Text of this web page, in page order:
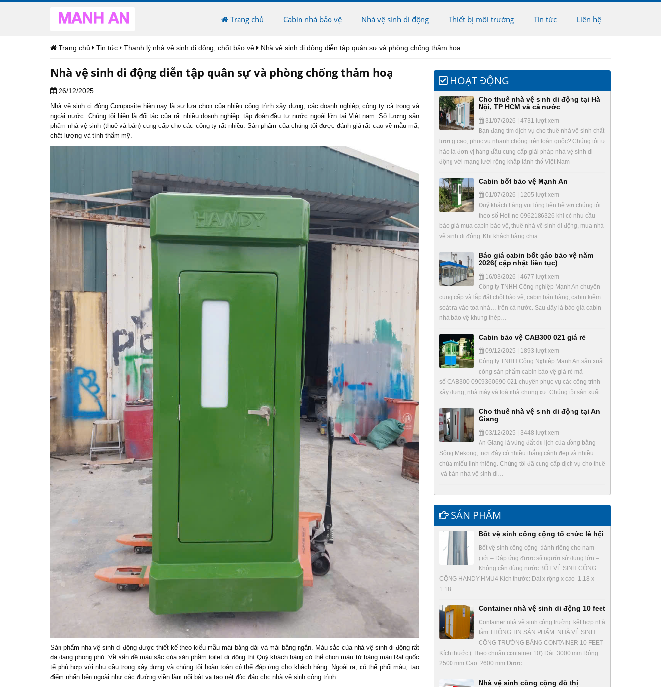
Trang chủ Cabin nhà bảo vệ Nhà vệ sinh di động Thiết bị môi trường Tin tức Liên hệ
Trang chủ Tin tức Thanh lý nhà vệ sinh di động, chốt bảo vệ Nhà vệ sinh di động diễn tập quân sự và phòng chống thảm hoạ
Nhà vệ sinh di động diễn tập quân sự và phòng chống thảm hoạ
26/12/2025
Nhà vệ sinh di động Composite hiện nay là sự lựa chọn của nhiều công trình xây dựng, các doanh nghiệp, công ty cả trong và
ngoài nước. Chúng tôi hiện là đối tác của rất nhiều doanh nghiệp, tập đoàn đầu tư nước ngoài lớn tại Việt nam. Số lượng sản
phẩm nhà vệ sinh (thuê và bán) cung cấp cho các công ty rất nhiều. Sản phẩm của chúng tôi được đánh giá rất cao về mẫu mã,
chất lượng và tính thẩm mỹ.
Sản phẩm nhà vệ sinh di động được thiết kế theo kiểu mẫu mái bằng dài và mái bằng ngắn. Màu sắc của nhà vệ sinh di động rất
đa dạng phong phú. Về vấn đề màu sắc của sản phầm toilet di động thì Quý khách hàng có thể chọn màu từ bảng màu Ral quốc
tế phù hợp với nhu cầu trong xây dựng và chúng tôi hoàn toàn có thể đáp ứng cho khách hàng. Ngoài ra, có thể phối màu, tạo
điểm nhấn bên ngoài như các đường viền làm nổi bật và tạo nét độc đáo cho nhà vệ sinh công trình.
HOẠT ĐỘNG
Cho thuê nhà vệ sinh di động tại Hà
Nội, TP HCM và cả nước
31/07/2026 | 4731 lượt xem
Bạn đang tìm dịch vụ cho thuê nhà vệ sinh chất
lượng cao, phục vụ nhanh chóng trên toàn quốc? Chúng tôi tự
hào là đơn vị hàng đầu cung cấp giải pháp nhà vệ sinh di
động với mạng lưới rộng khắp lãnh thổ Việt Nam
Cabin bốt bảo vệ Mạnh An
01/07/2026 | 1205 lượt xem
Quý khách hàng vui lòng liên hệ với chúng tôi
theo số Hotline 0962186326 khi có nhu cầu
báo giá mua cabin bảo vệ, thuê nhà vệ sinh di động, mua nhà
vệ sinh di động. Khi khách hàng chia…
Báo giá cabin bốt gác bảo vệ năm
2026( cập nhật liên tục)
16/03/2026 | 4677 lượt xem
Công ty TNHH Công nghiệp Mạnh An chuyên
cung cấp và lắp đặt chốt bảo vệ, cabin bán hàng, cabin kiểm
soát ra vào toà nhà… trên cả nước. Sau đây là báo giá cabin
nhà bảo vệ khung thép…
Cabin bảo vệ CAB300 021 giá rẻ
09/12/2025 | 1893 lượt xem
Công ty TNHH Công Nghiệp Mạnh An sản xuất
dòng sản phẩm cabin bảo vệ giá rẻ mã
số CAB300 0909360690 021 chuyên phục vụ các công trình
xây dựng, nhà máy và toà nhà chung cư. Chúng tôi sản xuất…
Cho thuê nhà vệ sinh di động tại An
Giang
03/12/2025 | 3448 lượt xem
An Giang là vùng đất du lịch của đồng bằng
Sông Mekong, nơi đây có nhiều thắng cảnh đẹp và nhiều
chùa miếu linh thiêng. Chúng tôi đã cung cấp dịch vụ cho thuê
và bán nhà vệ sinh di…
SẢN PHẨM
Bốt vệ sinh công cộng tổ chức lễ hội
Bốt vệ sinh công cộng dành riêng cho nam
giới – Đáp ứng được số người sử dụng lớn –
Không cần dùng nước BỐT VỆ SINH CÔNG
CỘNG HANDY HMU4 Kích thước: Dài x rộng x cao 1.18 x
1.18…
Container nhà vệ sinh di động 10 feet
Container nhà vệ sinh công trường kết hợp nhà
tắm THÔNG TIN SẢN PHẨM: NHÀ VỆ SINH
CÔNG TRƯỜNG BẰNG CONTAINER 10 FEET
Kích thước ( Theo chuẩn container 10′) Dài: 3000 mm Rộng:
2500 mm Cao: 2600 mm Được…
Nhà vệ sinh công cộng đô thị